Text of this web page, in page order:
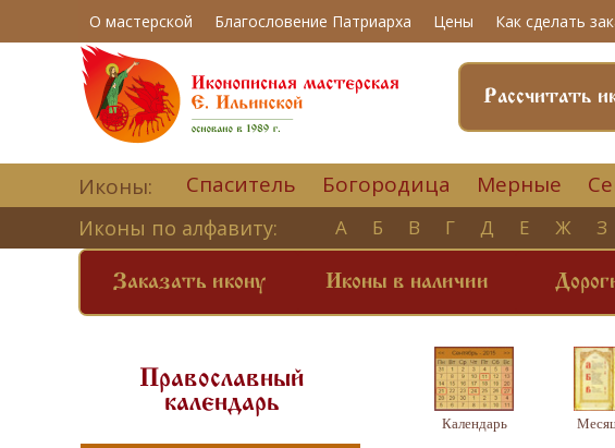
О мастерской Благословение Патриарха Цены Как сделать
Рассчитать
Иконы: Спаситель Богородица Мерные
Иконы по алфавиту: А Б В Г Д Е Ж З
Заказать икону Иконы в наличии
Православный
календарь
Календарь